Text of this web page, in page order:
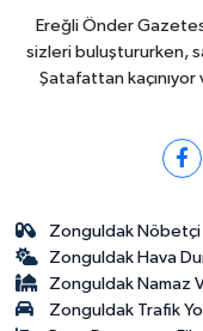
Ereğli Önder
sizleri buluştururken,
Şatafattan
Zonguldak Nöbetçi
Zonguldak Hava
Zonguldak Namaz
Zonguldak Trafik